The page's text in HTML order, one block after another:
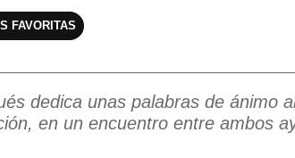
FAVORITAS
dedica unas palabras de ánimo
en un encuentro entre ambos